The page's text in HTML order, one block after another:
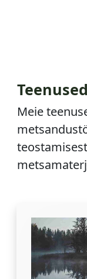
Teenused
Meie